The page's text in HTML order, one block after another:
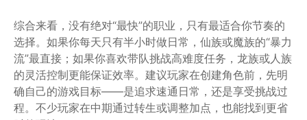
综合来看，没有绝对“最快”的职业，只有最适合你节奏的
选择。如果你每天只有半小时做日常，仙族或魔族的“暴力
流”最直接；如果你喜欢带队挑战高难度任务，龙族或人族
的灵活控制更能保证效率。建议玩家在创建角色前，先明
确自己的游戏目标——是追求速通日常，还是享受挑战过
程。不少玩家在中期通过转生或调整加点，也能找到更省